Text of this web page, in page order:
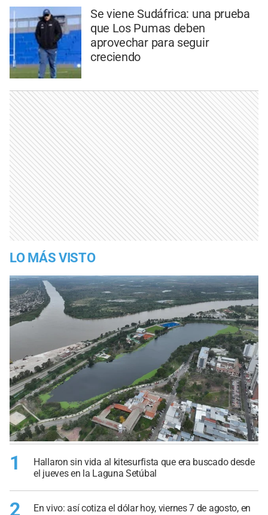
Se viene Sudáfrica: una prueba
que Los Pumas deben
aprovechar para seguir
creciendo
LO MÁS VISTO
1
Hallaron sin vida al kitesurfista que era buscado desde
el jueves en la Laguna Setúbal
2
En vivo: así cotiza el dólar hoy, viernes 7 de agosto, en